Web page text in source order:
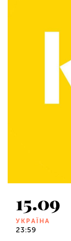
15.09
УКРАЇНА
23:59